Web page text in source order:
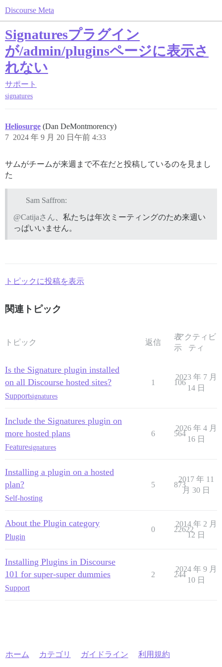
Discourse Meta
Signaturesプラグイン
が/admin/pluginsページに表示さ
れない
サポート
signatures
Heliosurge (Dan DeMontmorency)
2024 年 9 月 20 日午前 4:33
7
サムがチームが来週まで不在だと投稿しているのを見まし
た
Sam Saffron:
@Catijaさん 、私たちは年次ミーティングのため来週い
っぱいいません。
トピックに投稿を表示
関連トピック
トピック 返信
表
示
アクティビ
ティ
Is the Signature plugin installed
on all Discourse hosted sites?
Supportsignatures
1 106
2023 年 7 月
14 日
Include the Signatures plugin on
more hosted plans
Featuresignatures
6 564
2026 年 4 月
16 日
Installing a plugin on a hosted
plan?
Self-hosting
5 873
2017 年 11
月 30 日
About the Plugin category
Plugin
0 22622
2014 年 2 月
12 日
Installing Plugins in Discourse
101 for super-super dummies
Support
2 244
2024 年 9 月
10 日
ホーム カテゴリ ガイドライン 利用規約